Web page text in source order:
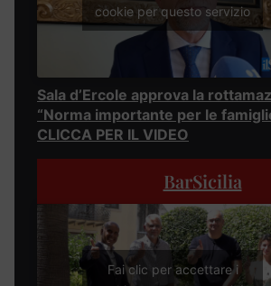
cookie per questo servizio
Sala d’Ercole approva la
“Norma importante per le
CLICCA PER IL VIDEO
BarSicilia
Fai clic per accettare i